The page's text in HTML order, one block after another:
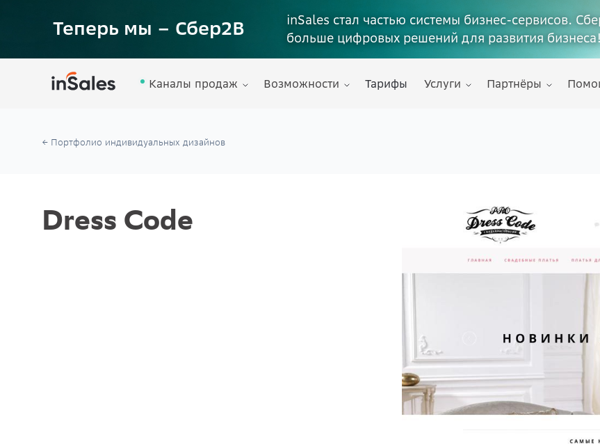
Теперь мы – Сбер2B
inSales стал частью системы бизнес-сервисов.
больше цифровых решений для развития бизнеса!
Каналы продаж Возможности Тарифы Услуги Партнёры
← Портфолио индивидуальных дизайнов
Dress Code